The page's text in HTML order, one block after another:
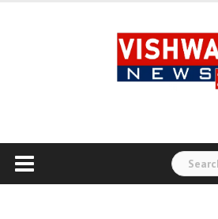
Search
for: